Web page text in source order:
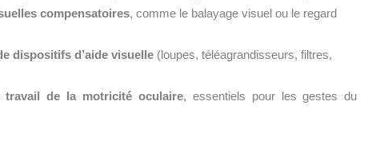
compensatoires, comme le balayage visuel ou le regard
dispositifs d’aide visuelle(loupes, téléagrandisseurs, filtres,
de la motricité oculaire, essentiels pour les gestes du